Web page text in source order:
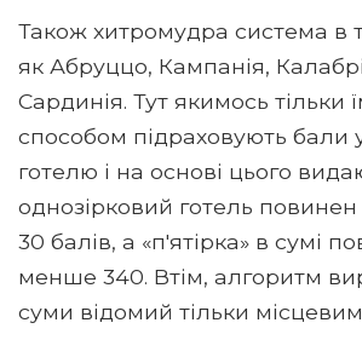
Також хитромудра система в
як Абруццо, Кампанія,
Сардинія. Тут якимось тільки
способом підраховують бали
готелю і на основі цього
однозірковий готель повинен
30 балів, а «п'ятірка» в сумі
менше 340. Втім, алгоритм
суми відомий тільки